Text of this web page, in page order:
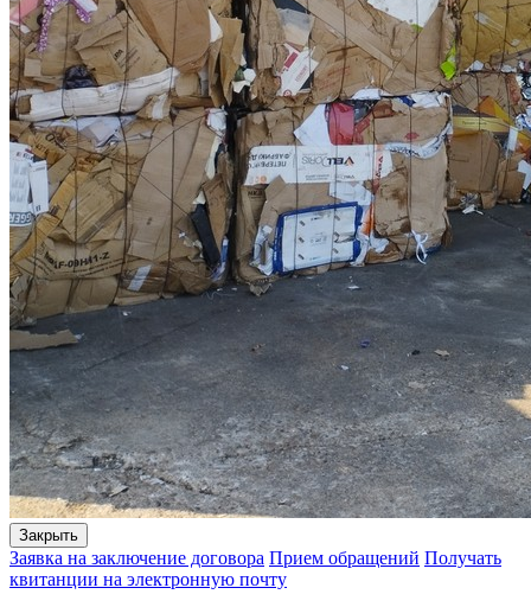
Закрыть
Заявка на заключение договора Прием обращений Получать
квитанции на электронную почту